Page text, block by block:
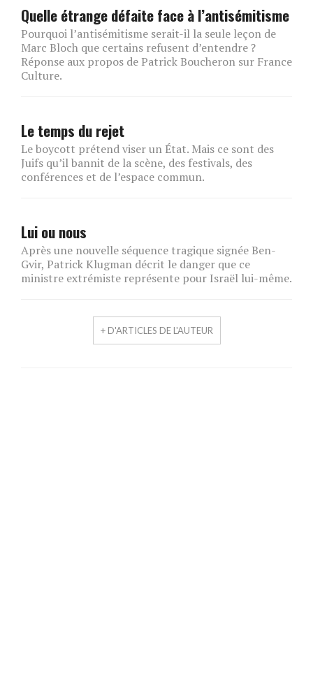
Quelle étrange défaite face à l’antisémitisme
Pourquoi l’antisémitisme serait-il la seule leçon de
Marc Bloch que certains refusent d’entendre ?
Réponse aux propos de Patrick Boucheron sur France
Culture.
Le temps du rejet
Le boycott prétend viser un État. Mais ce sont des
Juifs qu’il bannit de la scène, des festivals, des
conférences et de l’espace commun.
Lui ou nous
Après une nouvelle séquence tragique signée Ben-
Gvir, Patrick Klugman décrit le danger que ce
ministre extrémiste représente pour Israël lui-même.
+ D'ARTICLES DE L'AUTEUR